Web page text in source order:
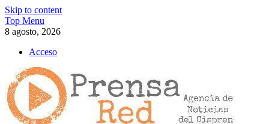
Skip to content
Top Menu
8 agosto, 2026
Acceso